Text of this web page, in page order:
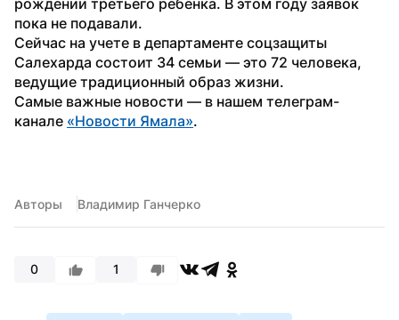
пока не подавали.
Сейчас на учете в департаменте соцзащиты
Салехарда состоит 34 семьи — это 72 человека,
ведущие традиционный образ жизни.
Самые важные новости — в нашем телеграм-
канале «Новости Ямала».
Авторы Владимир Ганчерко
0 1